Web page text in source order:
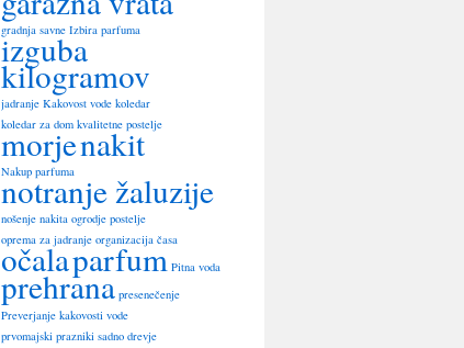
gradnja savne Izbira parfuma
izguba
kilogramov
jadranje Kakovost vode koledar
koledar za dom kvalitetne postelje
morjenakit
Nakup parfuma
notranje žaluzije
nošenje nakita ogrodje postelje
oprema za jadranje organizacija časa
očalaparfum Pitna voda
prehrana presenečenje
Preverjanje kakovosti vode
prvomajski prazniki sadno drevje